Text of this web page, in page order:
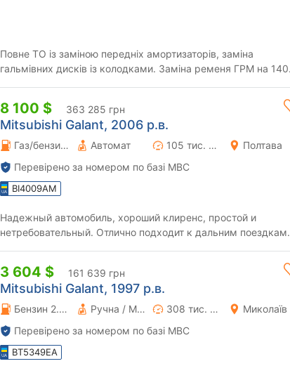
Повне ТО із заміною передніх амортизаторів, заміна
гальмівних дисків із колодками. Заміна ременя ГРМ на 140
8 100 $ 363 285 грн
Mitsubishi Galant, 2006 р.в.
Газ/бензин 2.4 л. Автомат 105 тис. км
Полтава
Перевірено за номером по базі МВС
BI4009AM
Надежный автомобиль, хороший клиренс, простой и
нетребовательный. Отлично подходит к дальним поездкам.
3 604 $ 161 639 грн
Mitsubishi Galant, 1997 р.в.
Бензин 2.5 л. Ручна / Механіка 308 тис. км
Миколаїв
Перевірено за номером по базі МВС
BT5349EA